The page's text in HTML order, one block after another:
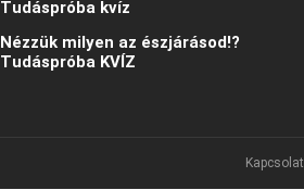
Tudáspróba kvíz
Nézzük milyen az észjárásod!?
Tudáspróba KVÍZ
Kapcsolat